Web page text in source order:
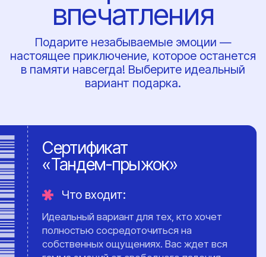
Прогресс от простого
к сложному
Курс занимает в
среднем от 4-х дней до
месяца,
гарантирует надежное
усвоение навыков.
в зависимости от
индивидуальных возможностей
студента.
Результат: